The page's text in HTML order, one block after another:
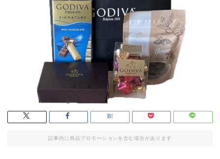
記事内に商品プロモーションを含む場合があります